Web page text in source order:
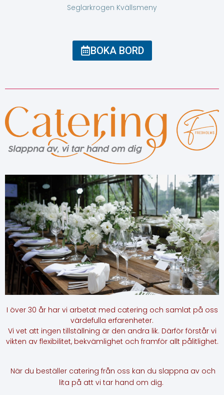
Seglarkrogen Kvällsmeny
BOKA BORD
I över 30 år har vi arbetat med catering och samlat på oss
värdefulla erfarenheter.
Vi vet att ingen tillställning är den andra lik. Därför förstår vi
vikten av flexibilitet, bekvämlighet och framför allt pålitlighet.
När du beställer catering från oss kan du slappna av och
lita på att vi tar hand om dig.